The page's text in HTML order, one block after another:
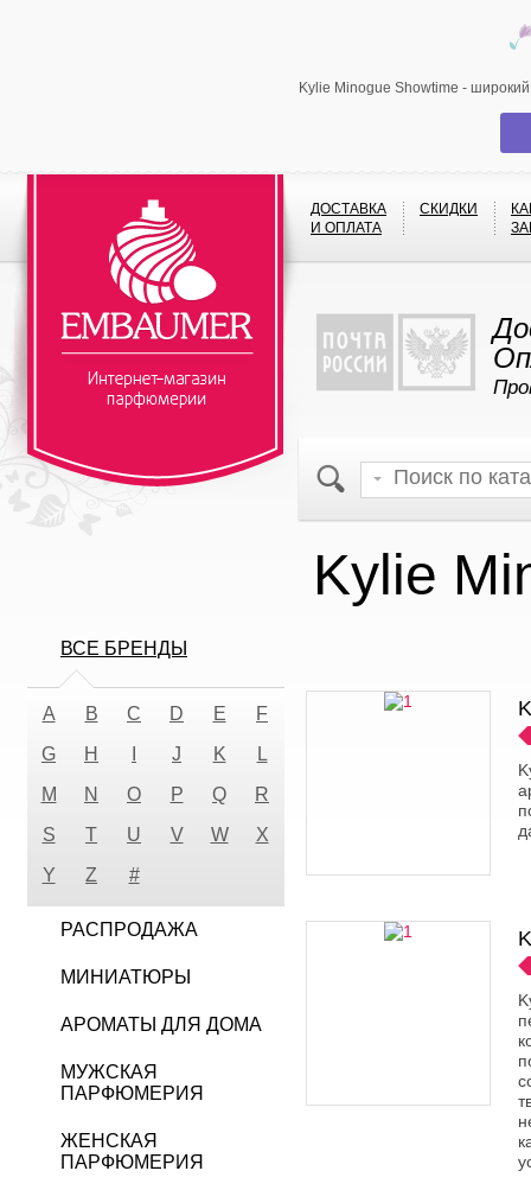
Kylie Minogue Showtime -
ДОСТАВКА
И ОПЛАТА
СКИДКИ
Kylie
ВСЕ БРЕНДЫ
A B C D E
F
G
H J K
L
M
N O P Q
R
S
T U V W
X
Y
Z #
РАСПРОДАЖА
МИНИАТЮРЫ
АРОМАТЫ ДЛЯ ДОМА
МУЖСКАЯ
ПАРФЮМЕРИЯ
ЖЕНСКАЯ
ПАРФЮМЕРИЯ